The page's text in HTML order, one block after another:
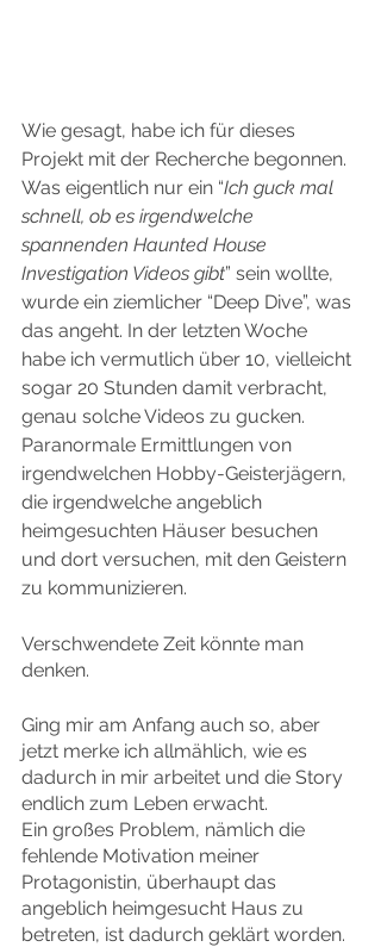
Wie gesagt, habe ich für dieses
Projekt mit der Recherche begonnen.
Was eigentlich nur ein “Ich guck mal
schnell, ob es irgendwelche
spannenden Haunted House
Investigation Videos gibt” sein wollte,
wurde ein ziemlicher “Deep Dive”, was
das angeht. In der letzten Woche
habe ich vermutlich über 10, vielleicht
sogar 20 Stunden damit verbracht,
genau solche Videos zu gucken.
Paranormale Ermittlungen von
irgendwelchen Hobby-Geisterjägern,
die irgendwelche angeblich
heimgesuchten Häuser besuchen
und dort versuchen, mit den Geistern
zu kommunizieren.
Verschwendete Zeit könnte man
denken.
Ging mir am Anfang auch so, aber
jetzt merke ich allmählich, wie es
dadurch in mir arbeitet und die Story
endlich zum Leben erwacht.
Ein großes Problem, nämlich die
fehlende Motivation meiner
Protagonistin, überhaupt das
angeblich heimgesucht Haus zu
betreten, ist dadurch geklärt worden.